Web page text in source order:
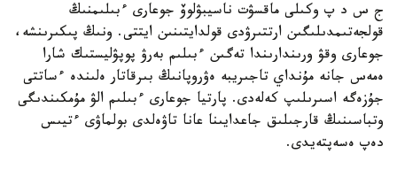
ج س د پ وكىلى ماقسۋت ناسيبۋلوۆ جوعارى ءبىلىمنىڭ
قولجەتىمدىلىگىن ارتتىرۋدى قولدايتىنىن ايتتى. ونىڭ پىكىرىنشە،
جوعارى وقۋ ورىندارىندا تەگىن ءبىلىم بەرۋ پوپۋليستىك شارا
ەمەس جانە مۇنداي تاجىريبە ەۋروپانىڭ بىرقاتار ەلىندە ءساتتى
جۇزەگە اسىرىلىپ كەلەدى. پارتيا جوعارى ءبىلىم الۋ مۇمكىندىگى
وتباسىنىڭ قارجىلىق جاعدايىنا عانا تاۋەلدى بولماۋى ءتيىس
دەپ ەسەپتەيدى.